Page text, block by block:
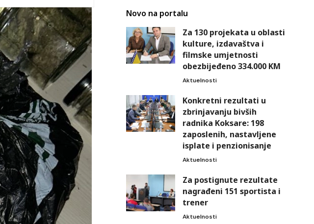
Novo na portalu
Za 130 projekata u oblasti
kulture, izdavaštva i
filmske umjetnosti
obezbijeđeno 334.000 KM
Aktuelnosti
Konkretni rezultati u
zbrinjavanju bivših
radnika Koksare: 198
zaposlenih, nastavljene
isplate i penzionisanje
Aktuelnosti
Za postignute rezultate
nagrađeni 151 sportista i
trener
Aktuelnosti